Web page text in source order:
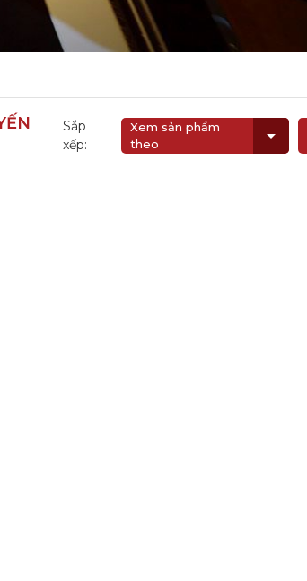
Sắp
xếp:
Xem sản phẩm
theo